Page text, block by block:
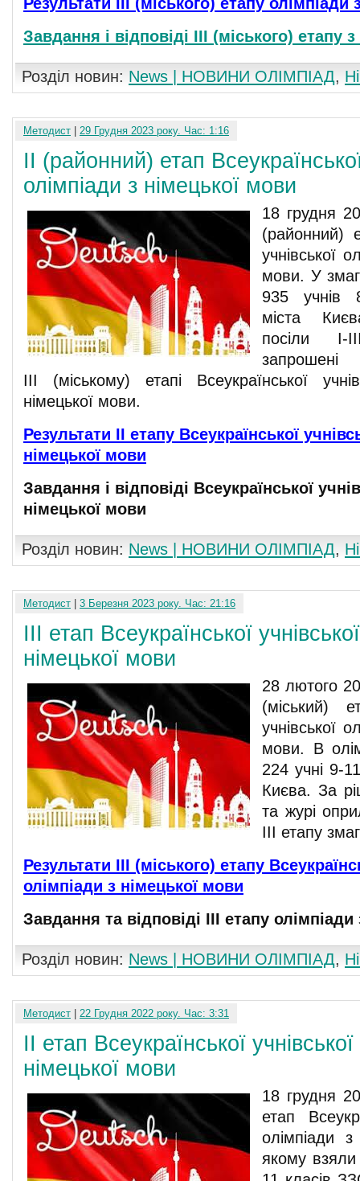
Завдання і відповіді ІІІ (міського) етапу
Розділ новин: News | НОВИНИ ОЛІМПІАД,
Методист 29 Грудня 2023 року. Час: 1:16
ІІ (районний) етап
олімпіади з німецької мови
18 грудня
(районний)
учнівської
мови. У
935 учнів
міста
посіли І-
III (міському) етапі Всеукраїнської
німецької мови.
Результати ІІ етапу Всеукраїнської
німецької мови
Завдання і відповіді Всеукраїнської
німецької мови
Розділ новин: News | НОВИНИ ОЛІМПІАД,
Методист 3 Березня 2023 року. Час: 21:16
ІІІ етап Всеукраїнської
німецької мови
28 лютого
(міський)
учнівської
мови. В
224 учні 9-
Києва. За
та журі
ІІІ етапу
Результати ІІІ (міського) етапу
олімпіади з німецької мови
Завдання та відповіді ІІI етапу
Розділ новин: News | НОВИНИ ОЛІМПІАД,
Методист 22 Грудня 2022 року. Час: 3:31
ІІ етап Всеукраїнської
німецької мови
18 грудня
етап
олімпіади
якому взяли